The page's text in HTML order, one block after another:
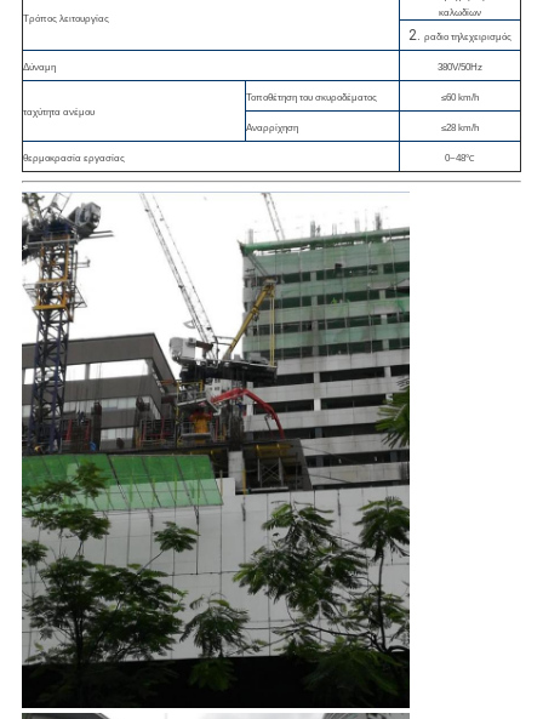
Τρόπος λειτουργίας
καλωδίων
2. ραδιο τηλεχειρισμός
Δύναμη 380V/50Hz
ταχύτητα ανέμου
Τοποθέτηση του σκυροδέματος ≤60 km/h
Αναρρίχηση ≤28 km/h
θερμοκρασία εργασίας 0~48℃